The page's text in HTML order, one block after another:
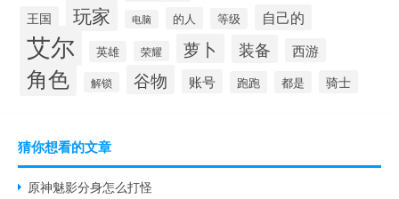
王国 玩家 电脑 的人 等级 自己的
艾尔 英雄 荣耀 萝卜 装备 西游
角色 解锁 谷物 账号 跑跑 都是 骑士
猜你想看的文章
原神魅影分身怎么打怪